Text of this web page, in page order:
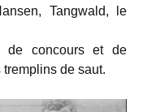
Tangwald, le
de concours et de
de saut.